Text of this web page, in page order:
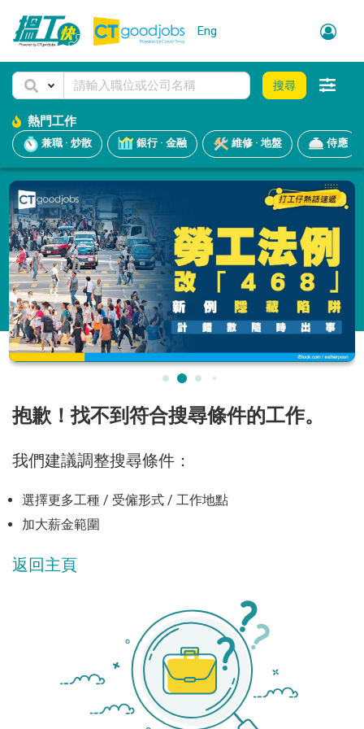
Eng
搜尋
熱門工作
兼職 · 炒散 銀行 · 金融 維修 · 地盤 侍應
抱歉！找不到符合搜尋條件的工作。
我們建議調整搜尋條件：
選擇更多工種 / 受僱形式 / 工作地點
加大薪金範圍
返回主頁